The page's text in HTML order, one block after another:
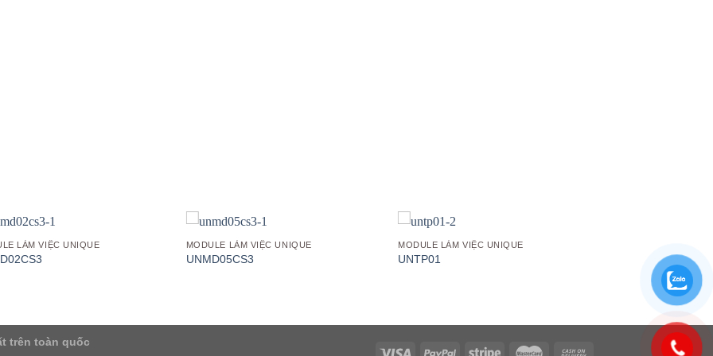
LÀM VIỆC UNIQUE MODULE LÀM VIỆC UNIQUE
UNMD05CS3
MODULE LÀM VIỆC UNIQUE
UNTP01
trên toàn quốc